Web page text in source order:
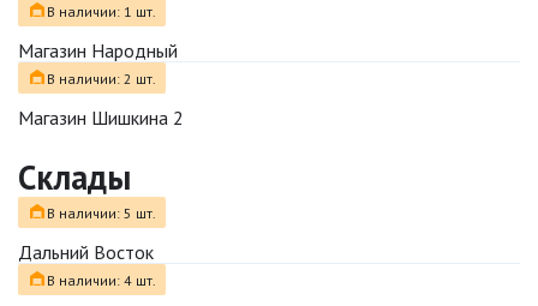
В наличии: 1 шт.
Магазин Народный
В наличии: 2 шт.
Магазин Шишкина 2
Склады
В наличии: 5 шт.
Дальний Восток
В наличии: 4 шт.